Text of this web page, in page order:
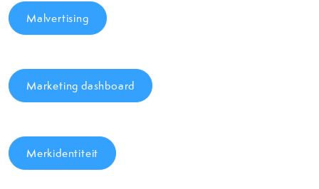
Malvertising
Marketing dashboard
Merkidentiteit